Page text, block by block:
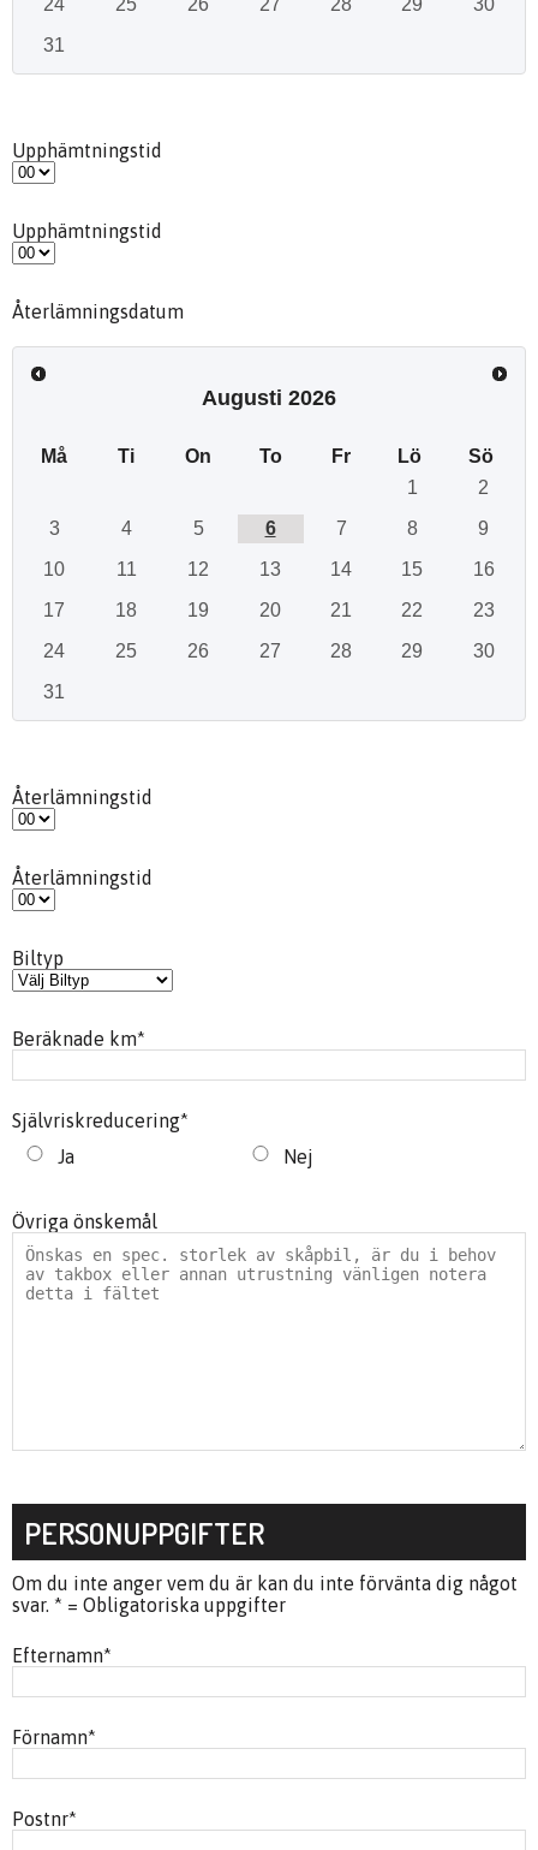
24 25 26 27 28 29
30
31
Upphämtningstid
Upphämtningstid
Återlämningsdatum
Augusti 2026
Må Ti On To Fr Lö
Sö
1
2
3
4 5 6 7 8
9
10
11 12 13 14 15
16
17
18 19 20 21 22
23
24
25 26 27 28 29
30
31
Återlämningstid
Återlämningstid
Biltyp
Beräknade km*
Självriskreducering*
Ja
Nej
Övriga önskemål
PERSONUPPGIFTER
Om du inte anger vem du är kan du inte förvänta dig något
svar. * = Obligatoriska uppgifter
Efternamn*
Förnamn*
Postnr*